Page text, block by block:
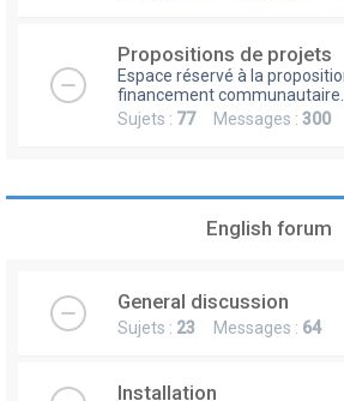
Propositions de projets
Espace réservé à la
financement communautaire.
Sujets : 77Messages : 300
English forum
General discussion
Sujets : 23 Messages : 64
Installation